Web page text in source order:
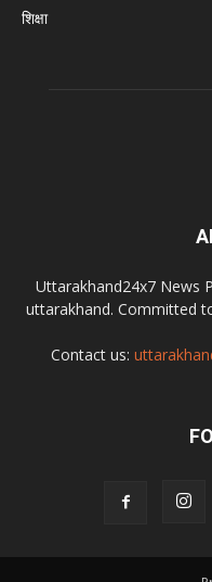
शिक्षा
Uttarakhand24x7 News
uttarakhand. Committed
Contact us: